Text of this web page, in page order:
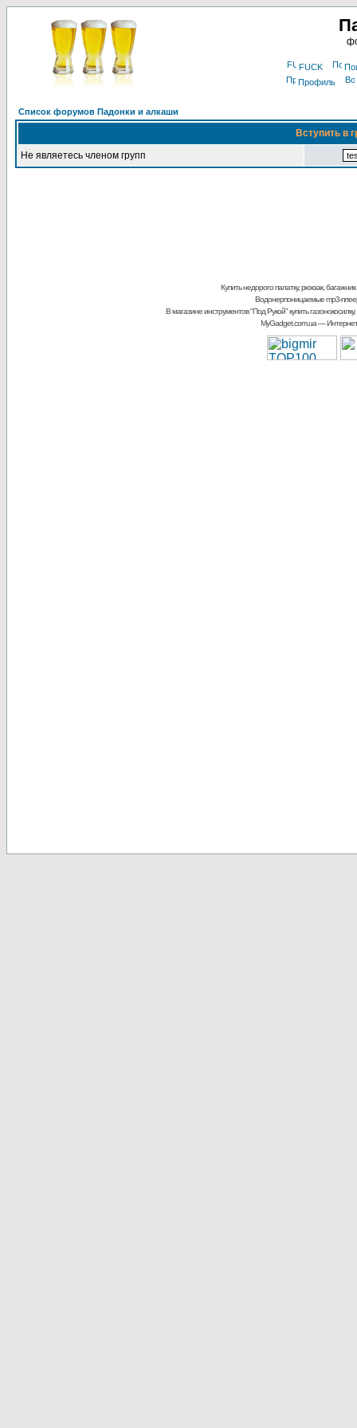
FUCK
Профиль
Список форумов Падонки и алкаши
Вступить в
Не являетесь членом групп
Купить недорого палатку, рюкзак, багажник
Водонерпоницаемые mp3-
В магазине инструментов "Под Рукой"купить
MyGadget.com.ua—